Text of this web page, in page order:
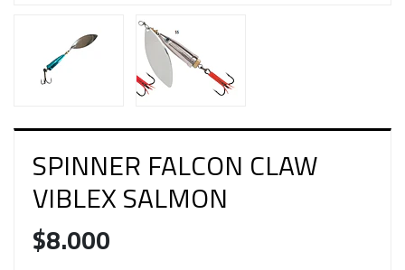
SPINNER FALCON CLAW
VIBLEX SALMON
$8.000